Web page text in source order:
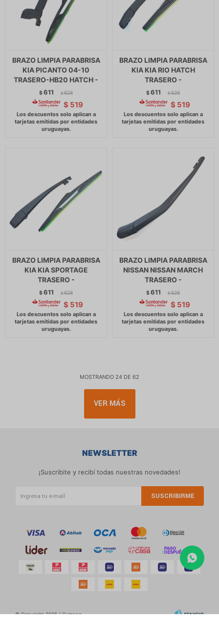
BRAZO LIMPIA PARABRISA
KIA PICANTO 04-10
TRASERO-HB20 HATCH -
$611 $ 626
$ 519
BRAZO LIMPIA PARABRISA
KIA KIA RIO HATCH
TRASERO -
$611 $ 626
$ 519
BRAZO LIMPIA PARABRISA
KIA KIA SPORTAGE
TRASERO -
$611 $ 626
$ 519
BRAZO LIMPIA PARABRISA
NISSAN NISSAN MARCH
TRASERO -
$611 $ 626
$ 519
MOSTRANDO 24 DE 62
VER MÁS
NEWSLETTER
¡Suscribite y recibí todas nuestras novedades!
SUSCRIBIRME
© Copyright 2026 / Cymaco